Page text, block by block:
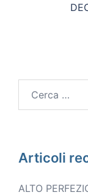
Articoli
ALTO